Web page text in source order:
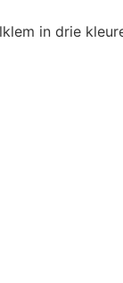
in drie